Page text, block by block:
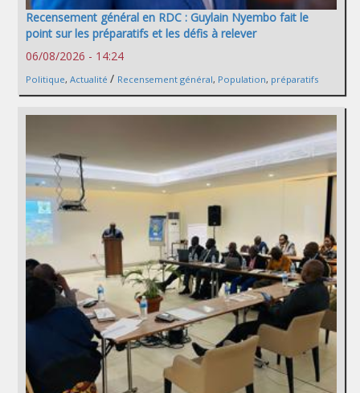
Recensement général en RDC : Guylain Nyembo fait le
point sur les préparatifs et les défis à relever
06/08/2026 - 14:24
Politique, Actualité / Recensement général, Population, préparatifs